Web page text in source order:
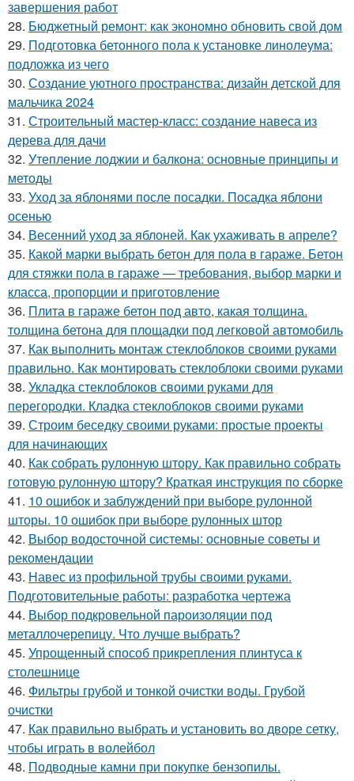
завершения работ
28. Бюджетный ремонт: как экономно обновить свой дом
29. Подготовка бетонного пола к установке линолеума:
подложка из чего
30. Создание уютного пространства: дизайн детской для
мальчика 2024
31. Строительный мастер-класс: создание навеса из
дерева для дачи
32. Утепление лоджии и балкона: основные принципы и
методы
33. Уход за яблонями после посадки. Посадка яблони
осенью
34. Весенний уход за яблоней. Как ухаживать в апреле?
35. Какой марки выбрать бетон для пола в гараже. Бетон
для стяжки пола в гараже — требования, выбор марки и
класса, пропорции и приготовление
36. Плита в гараже бетон под авто, какая толщина.
толщина бетона для площадки под легковой автомобиль
37. Как выполнить монтаж стеклоблоков своими руками
правильно. Как монтировать стеклоблоки своими руками
38. Укладка стеклоблоков своими руками для
перегородки. Кладка стеклоблоков своими руками
39. Строим беседку своими руками: простые проекты
для начинающих
40. Как собрать рулонную штору. Как правильно собрать
готовую рулонную штору? Краткая инструкция по сборке
41. 10 ошибок и заблуждений при выборе рулонной
шторы. 10 ошибок при выборе рулонных штор
42. Выбор водосточной системы: основные советы и
рекомендации
43. Навес из профильной трубы своими руками.
Подготовительные работы: разработка чертежа
44. Выбор подкровельной пароизоляции под
металлочерепицу. Что лучше выбрать?
45. Упрощенный способ прикрепления плинтуса к
столешнице
46. Фильтры грубой и тонкой очистки воды. Грубой
очистки
47. Как правильно выбрать и установить во дворе сетку,
чтобы играть в волейбол
48. Подводные камни при покупке бензопилы.